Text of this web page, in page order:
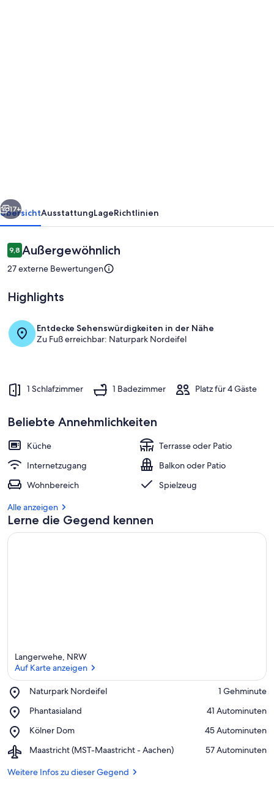
im Wohnzimmer
Weiter
17+
ÜbersichtAusstattungLageRichtlinien
Bewertungen
9,89,8 von 10.
Außergewöhnlich
27 externe Bewertungen
Highlights
Entdecke Sehenswürdigkeiten in der Nähe
Zu Fuß erreichbar: Naturpark Nordeifel
1 Schlafzimmer 1 Badezimmer Platz für 4 Gäste
Beliebte Annehmlichkeiten
Küche
Terrasse oder Patio
Internetzugang
Balkon oder Patio
Wohnbereich
Spielzeug
Alle anzeigen
Lerne die Gegend kennen
Langerwehe, NRW
Auf Karte anzeigen
Naturpark Nordeifel
Place,
Nordeifel
‪1 Gehminute‬
Phantasialand
Place,
‪41 Autominuten‬
Kölner Dom
Place,
Dom
‪45 Autominuten‬
Maastricht (MST-Maastricht - Aachen)
Airport,
(MST-
‪57 Autominuten‬
Weitere Infos zu dieser Gegend